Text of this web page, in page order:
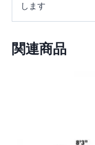
します
関連商品